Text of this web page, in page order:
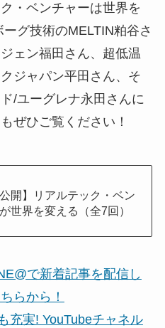
・ベンチャーは世界を
グ技術のMELTIN粕谷さ
ェン福田さん、超低温
ジャパン平田さん、そ
/ユーグレナ永田さんに
ぜひご覧ください！
公開】リアルテック・ベン
世界を変える（全7回）
で新着記事を配信し
らから！
充実! YouTubeチャネル